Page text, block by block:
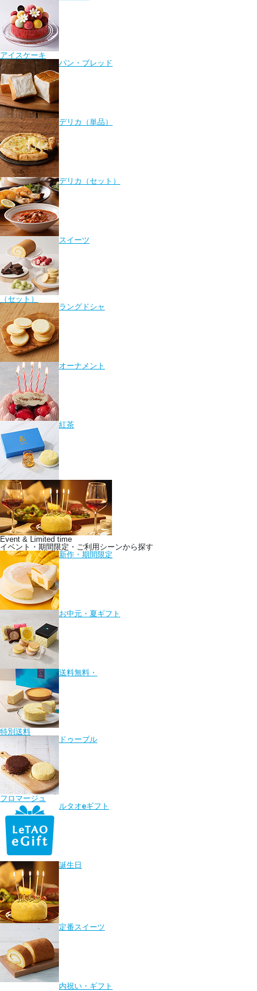
アイスケーキ
パン・ブレッド
デリカ（単品）
デリカ（セット）
スイーツ
（セット）
ラングドシャ
オーナメント
紅茶
Event & Limited time
イベント・期間限定・ご利用シーンから探す
新作・期間限定
お中元・夏ギフト
送料無料・
特別送料
ドゥーブル
フロマージュ
ルタオeギフト
誕生日
定番スイーツ
内祝い・ギフト